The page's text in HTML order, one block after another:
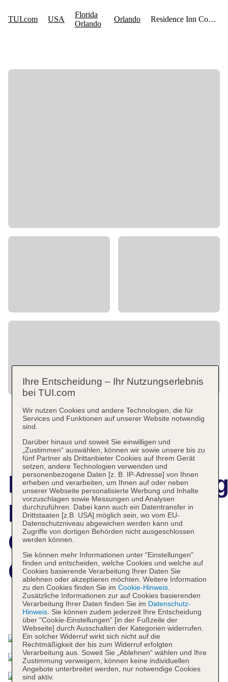
Residence Inn
Convention
Center
Das bietet Ihre Unterkunft
Ihre Entscheidung – Ihr Nutzungserlebnis
bei TUI.com
Wir nutzen Cookies und andere Technologien, die für
Services und Funktionen auf unserer Website notwendig
sind.
Darüber hinaus und soweit Sie einwilligen und
„Zustimmen“ auswählen, können wir sowie unsere bis zu
fünf Partner als Drittanbieter Cookies auf Ihrem Gerät
setzen, andere Technologien verwenden und
personenbezogene Daten [z. B. IP-Adresse] von Ihnen
erheben und verarbeiten, um Ihnen auf oder neben
unserer Webseite personalisierte Werbung und Inhalte
vorzuschlagen sowie Messungen und Analysen
durchzuführen. Dabei kann auch ein Datentransfer in
Drittstaaten [z.B. USA] möglich sein, wo vom EU-
Datenschutzniveau abgewichen werden kann und
Zugriffe von dortigen Behörden nicht ausgeschlossen
werden können.
Sie können mehr Informationen unter "Einstellungen"
finden und entscheiden, welche Cookies und welche auf
Cookies basierende Verarbeitung Ihrer Daten Sie
ablehnen oder akzeptieren möchten. Weitere Information
zu den Cookies finden Sie im Cookie-Hinweis.
Zusätzliche Informationen zur auf Cookies basierenden
Verarbeitung Ihrer Daten finden Sie im Datenschutz-
Hinweis. Sie können zudem jederzeit Ihre Entscheidung
über "Cookie-Einstellungen" [in der Fußzeile der
Webseite] durch Ausschalten der Kategorien widerrufen.
Ein solcher Widerruf wirkt sich nicht auf die
Rechtmäßigkeit der bis zum Widerruf erfolgten
Verarbeitung aus. Soweit Sie „Ablehnen“ wählen und Ihre
Zustimmung verweigern, können keine individuellen
Angebote unterbreitet werden, nur notwendige Cookies
sind aktiv.